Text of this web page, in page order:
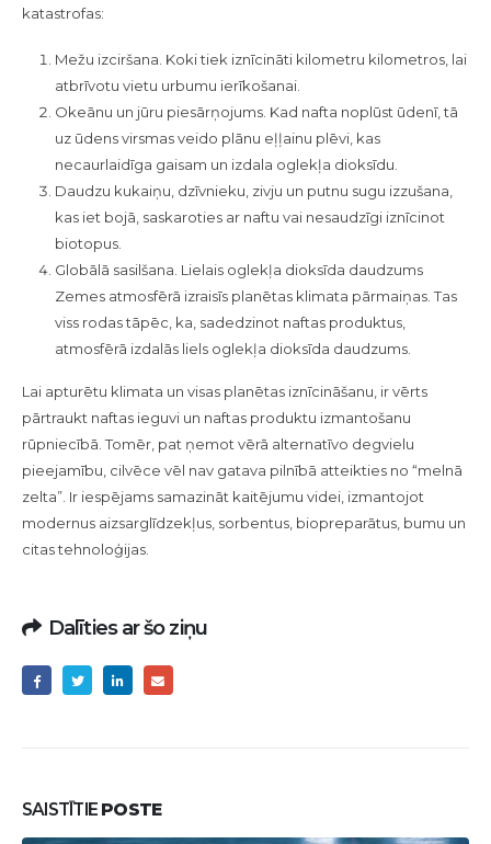
katastrofas:
Mežu izciršana. Koki tiek iznīcināti kilometru kilometros, lai
atbrīvotu vietu urbumu ierīkošanai.
Okeānu un jūru piesārņojums. Kad nafta noplūst ūdenī, tā
uz ūdens virsmas veido plānu eļļainu plēvi, kas
necaurlaidīga gaisam un izdala oglekļa dioksīdu.
Daudzu kukaiņu, dzīvnieku, zivju un putnu sugu izzušana,
kas iet bojā, saskaroties ar naftu vai nesaudzīgi iznīcinot
biotopus.
Globālā sasilšana. Lielais oglekļa dioksīda daudzums
Zemes atmosfērā izraisīs planētas klimata pārmaiņas. Tas
viss rodas tāpēc, ka, sadedzinot naftas produktus,
atmosfērā izdalās liels oglekļa dioksīda daudzums.
Lai apturētu klimata un visas planētas iznīcināšanu, ir vērts
pārtraukt naftas ieguvi un naftas produktu izmantošanu
rūpniecībā. Tomēr, pat ņemot vērā alternatīvo degvielu
pieejamību, cilvēce vēl nav gatava pilnībā atteikties no “melnā
zelta”. Ir iespējams samazināt kaitējumu videi, izmantojot
modernus aizsarglīdzekļus, sorbentus, biopreparātus, bumu un
citas tehnoloģijas.
Dalīties ar šo ziņu
SAISTĪTIE POSTE